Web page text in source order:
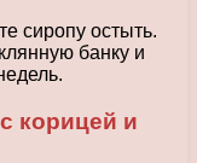
сиропу остыть.
банку и
корицей и